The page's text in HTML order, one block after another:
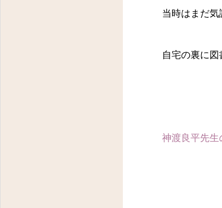
当時はまだ気
自宅の裏に図
神渡良平先生